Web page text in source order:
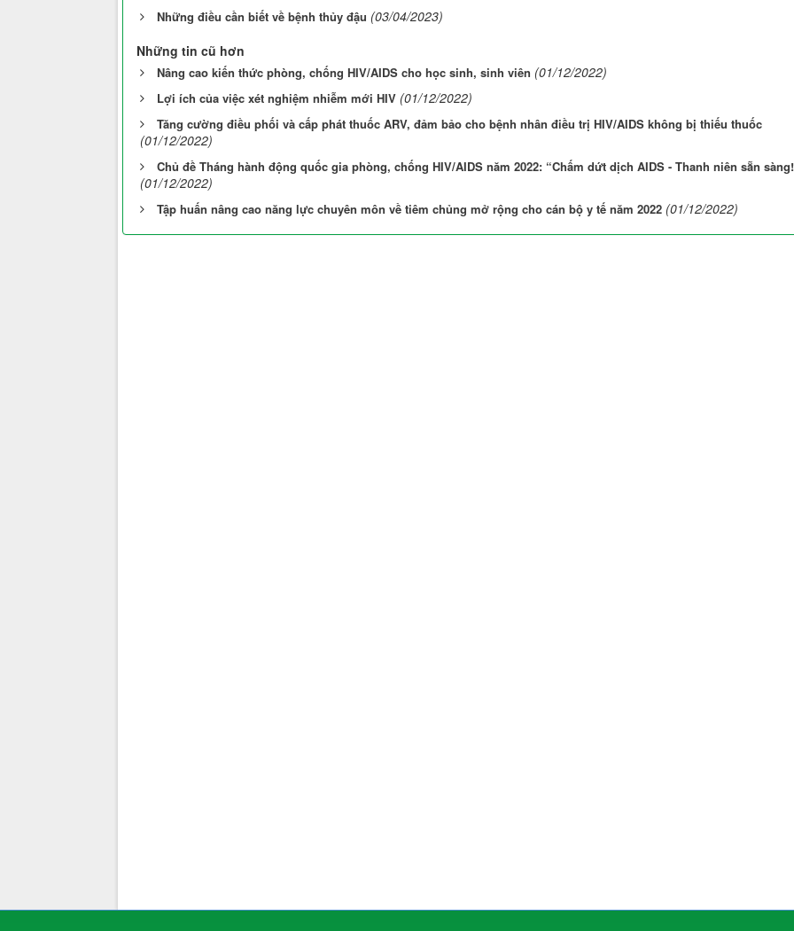
Những điều cần biết về bệnh thủy đậu (03/04/2023)
Những tin cũ hơn
Nâng cao kiến thức phòng, chống HIV/AIDS cho học sinh, sinh viên (01/12/2022)
Lợi ích của việc xét nghiệm nhiễm mới HIV (01/12/2022)
Tăng cường điều phối và cấp phát thuốc ARV, đảm bảo cho bệnh nhân điều trị HIV/AIDS không bị thiếu thuốc
(01/12/2022)
Chủ đề Tháng hành động quốc gia phòng, chống HIV/AIDS năm 2022: “Chấm dứt dịch AIDS - Thanh niên sẵn
(01/12/2022)
Tập huấn nâng cao năng lực chuyên môn về tiêm chủng mở rộng cho cán bộ y tế năm 2022 (01/12/2022)